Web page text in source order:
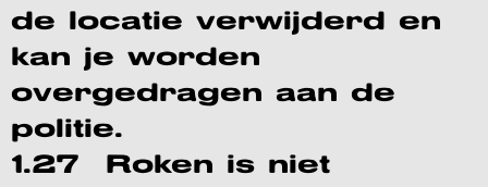
de locatie verwijderd en
kan je worden
overgedragen aan de
politie.
1.27 Roken is niet